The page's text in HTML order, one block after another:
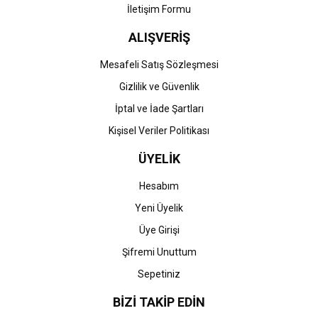
İletişim Formu
ALIŞVERİŞ
Mesafeli Satış Sözleşmesi
Gizlilik ve Güvenlik
İptal ve İade Şartları
Kişisel Veriler Politikası
ÜYELİK
Hesabım
Yeni Üyelik
Üye Girişi
Şifremi Unuttum
Sepetiniz
BİZİ TAKİP EDİN